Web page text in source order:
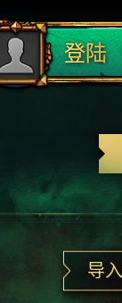
登陆
导